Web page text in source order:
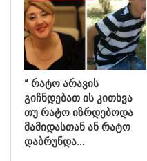
“ რატო არავის
გიჩნდებათ ის კითხვა
თუ რატო იზრდებოდა
მამიდასთან ან რატო
დაბრუნდა…